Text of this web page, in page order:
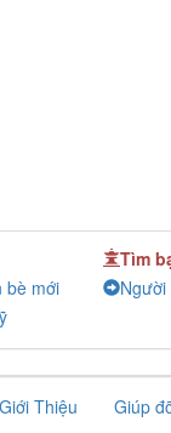
Tìm
bè mới
Giới Thiệu Giúp